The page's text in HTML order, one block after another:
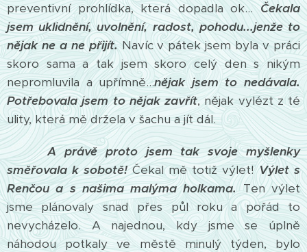
preventivní prohlídka, která dopadla ok...Čekala
jsem uklidnění, uvolnění, radost, pohodu...jenže to
nějak ne a ne přijít.Navíc v pátek jsem byla v práci
skoro sama a tak jsem skoro celý den s nikým
nepromluvila a upřímně...nějak jsem to nedávala.
Potřebovala jsem to nějak zavřít, nějak vylézt z té
ulity, která mě držela v šachu a jít dál.
A právě proto jsem tak svoje myšlenky
směřovala k sobotě!Čekal mě totiž výlet!Výlet s
Renčou a s našima malýma holkama.Ten výlet
jsme plánovaly snad přes půl roku a pořád to
nevycházelo. A najednou, kdy jsme se úplně
náhodou potkaly ve městě minulý týden, bylo